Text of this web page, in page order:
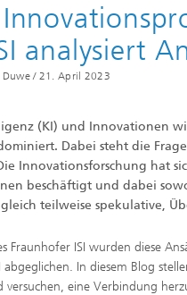
analysiert
/ 21. April 2023
(KI) und Innovationen
Dabei steht die
Innovationsforschung hat
beschäftigt und dabei
teilweise spekulative,
Fraunhofer ISI wurden diese
In diesem Blog
versuchen, eine Verbindung